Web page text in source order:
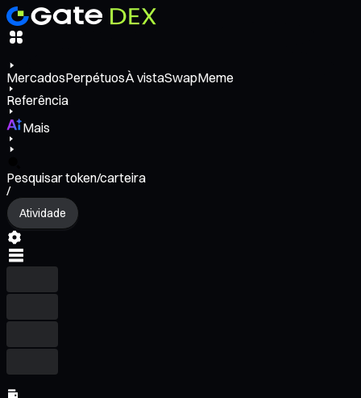
MercadosPerpétuosÀ vistaSwapMeme
Referência
Mais
Pesquisar token/carteira
/
Atividade